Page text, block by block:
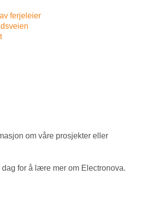
ferjeleier
om våre prosjekter eller
dag for å lære mer om Electronova.